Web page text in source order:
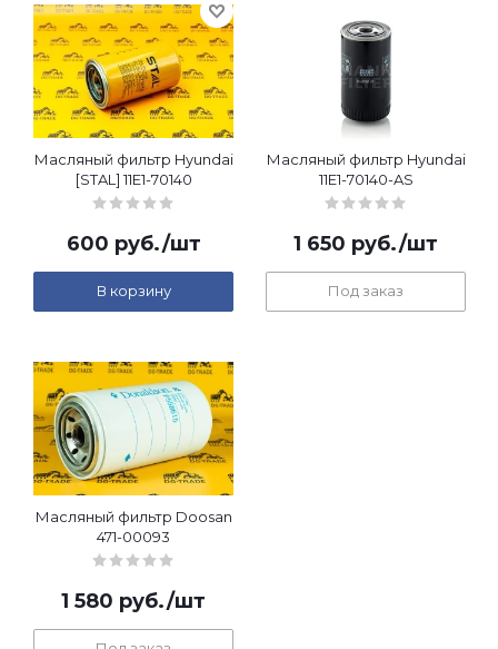
Масляный фильтр Hyundai
[STAL] 11E1-70140
600 руб./шт
В корзину
Масляный фильтр Hyundai
11E1-70140-AS
1 650 руб./шт
Под заказ
Масляный фильтр Doosan
471-00093
1 580 руб./шт